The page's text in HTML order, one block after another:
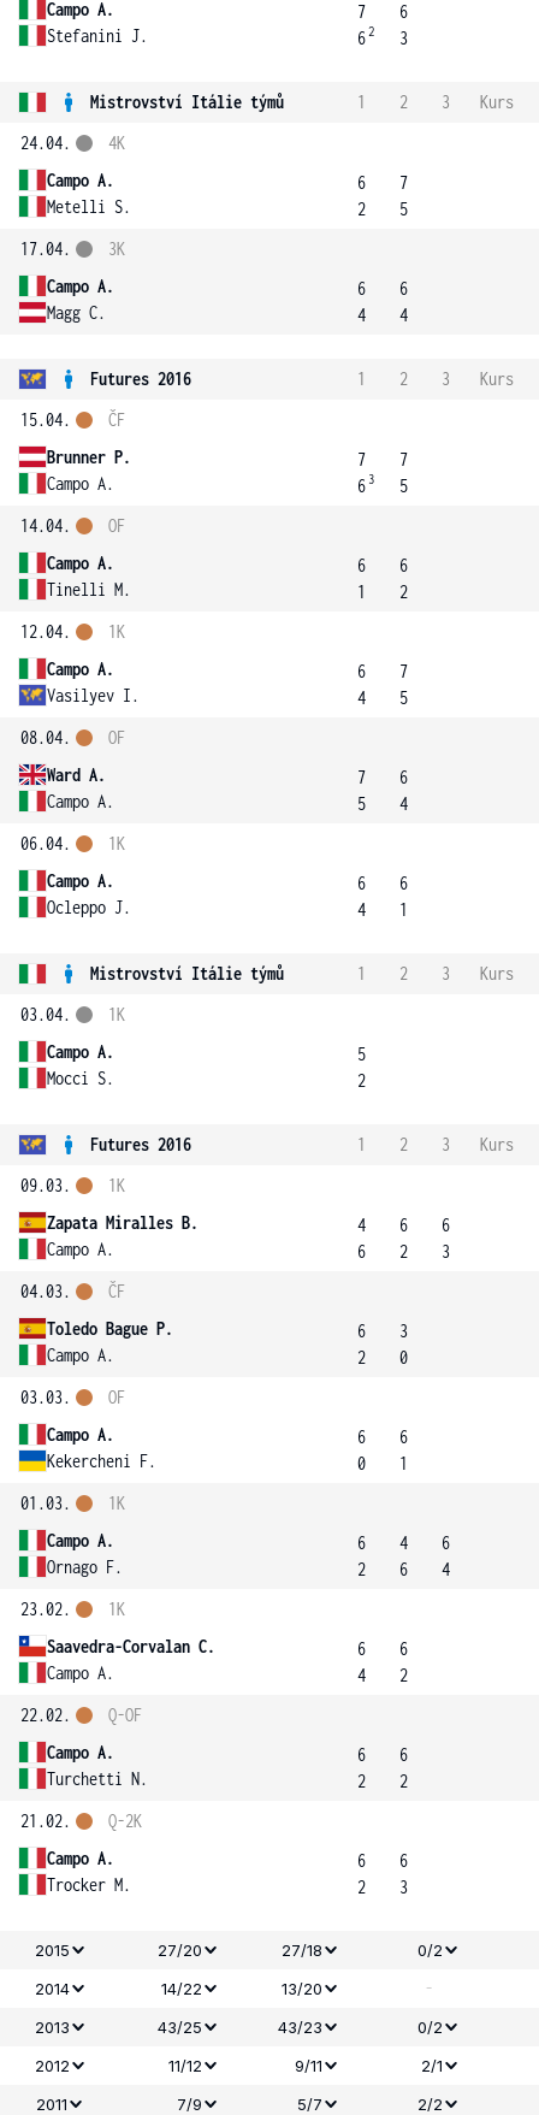
Campo A.
Stefanini J.
7
62
6
3
Mistrovství Itálie týmů 1 2 3
Kurs
24.04.
Campo A.
Metelli S.
4K
6
2
7
5
17.04.
Campo A.
Magg C.
3K
6
4
6
4
Futures 2016 1 2 3
Kurs
15.04.
Brunner P.
Campo A.
ČF
7
6 3
7
5
14.04.
Campo A.
Tinelli M.
OF
6
1
6
2
12.04.
Campo A.
Vasilyev I.
1K
6
4
7
5
08.04.
Ward A.
Campo A.
OF
7
5
6
4
06.04.
Campo A.
Ocleppo J.
1K
6
4
6
1
Mistrovství Itálie týmů 1 2 3
Kurs
03.04.
Campo A.
Mocci S.
1K
5
2
Futures 2016 1 2 3
Kurs
09.03.
Zapata Miralles B.
Campo A.
1K
4
6
6
2
6
3
04.03.
Toledo Bague P.
Campo A.
ČF
6
2
3
0
03.03.
Campo A.
Kekercheni F.
OF
6
0
6
1
01.03.
Campo A.
Ornago F.
1K
6
2
4
6
6
4
23.02.
Saavedra-Corvalan C.
Campo A.
1K
6
4
6
2
22.02.
Campo A.
Turchetti N.
Q-OF
6
2
6
2
21.02.
Campo A.
Trocker M.
Q-2K
6
2
6
3
2015 27/20 27/18
0/2
2014
14/22 13/20 -
2013 43/25 43/23
0/2
2012
11/12 9/11
2/1
2011
7/9 5/7
2/2